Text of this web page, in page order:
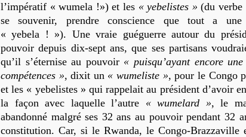
l’impératif « wumela !») et les « yebelistes » (du
se souvenir, prendre conscience que tout a
« yebela ! »). Une vraie guéguerre autour du
pouvoir depuis dix-sept ans, que ses partisans
qu’il s’éternise au pouvoir « puisqu’ayant encore
compétences », dixit un « wumeliste », pour le Congo
et les « yebelistes » qui rappelait au président d’avoir
la façon avec laquelle l’autre « wumelard », le
abandonné malgré ses 32 ans au pouvoir pendant 32
constitution. Car, si le Rwanda, le Congo-Brazzaville